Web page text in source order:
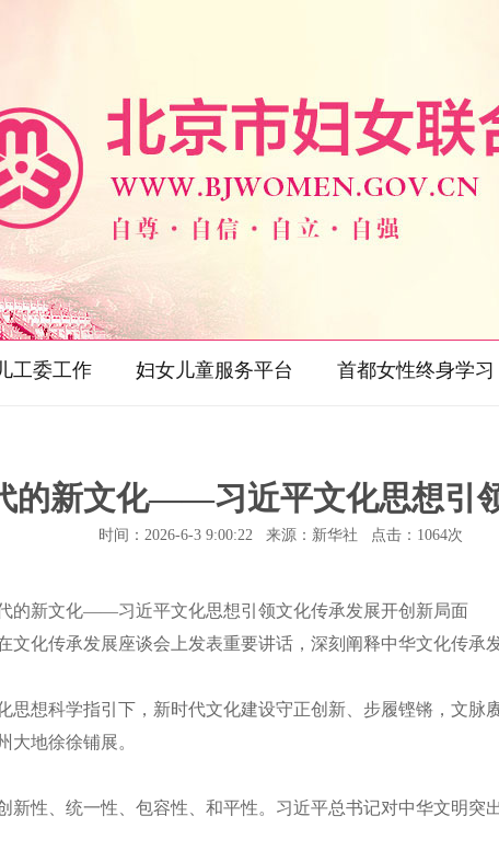
工委工作 妇女儿童服务平台 首都女性终身学习
的新文化——习近平文化思想引
时间：2026-6-3 9:00:22 来源：新华社 点击： 1064次
新文化——习近平文化思想引领文化传承发展开创新局面
化传承发展座谈会上发表重要讲话，深刻阐释中华文化传承
想科学指引下，新时代文化建设守正创新、步履铿锵，文脉
大地徐徐铺展。
性、统一性、包容性、和平性。习近平总书记对中华文明突